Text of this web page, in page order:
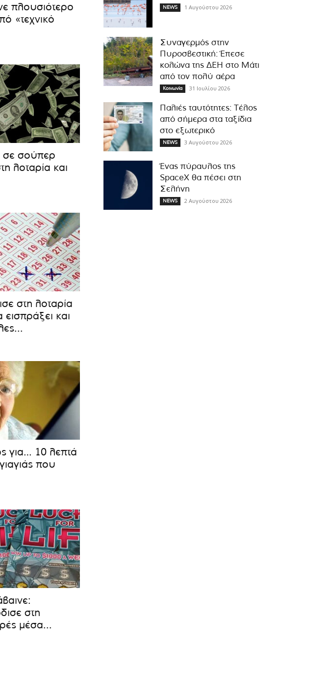
πλουσιότερο
«τεχνικό
σε σούπερ
λοταρία και
στη λοταρία
και
για… 10 λεπτά
που
στη
μέσα...
NEWS 1 Αυγούστου 2026
Συναγερμός στην
Πυροσβεστική: Έπεσε
κολώνα της ΔΕΗ στο Μάτι
από τον πολύ αέρα
Κοινωνία 31 Ιουλίου 2026
Παλιές ταυτότητες: Τέλος
από σήμερα στα ταξίδια
στο εξωτερικό
NEWS 3 Αυγούστου 2026
Ένας πύραυλος της
SpaceX θα πέσει στη
Σελήνη
NEWS 2 Αυγούστου 2026